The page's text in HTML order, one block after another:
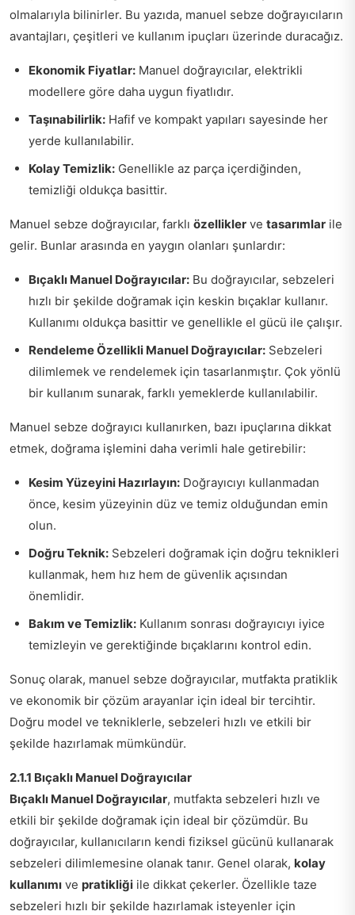
olmalarıyla bilinirler. Bu yazıda, manuel sebze doğrayıcıların
avantajları, çeşitleri ve kullanım ipuçları üzerinde duracağız.
Ekonomik Fiyatlar: Manuel doğrayıcılar, elektrikli
modellere göre daha uygun fiyatlıdır.
Taşınabilirlik: Hafif ve kompakt yapıları sayesinde her
yerde kullanılabilir.
Kolay Temizlik: Genellikle az parça içerdiğinden,
temizliği oldukça basittir.
Manuel sebze doğrayıcılar, farklı özellikler ve tasarımlar ile
gelir. Bunlar arasında en yaygın olanları şunlardır:
Bıçaklı Manuel Doğrayıcılar: Bu doğrayıcılar, sebzeleri
hızlı bir şekilde doğramak için keskin bıçaklar kullanır.
Kullanımı oldukça basittir ve genellikle el gücü ile çalışır.
Rendeleme Özellikli Manuel Doğrayıcılar: Sebzeleri
dilimlemek ve rendelemek için tasarlanmıştır. Çok yönlü
bir kullanım sunarak, farklı yemeklerde kullanılabilir.
Manuel sebze doğrayıcı kullanırken, bazı ipuçlarına dikkat
etmek, doğrama işlemini daha verimli hale getirebilir:
Kesim Yüzeyini Hazırlayın: Doğrayıcıyı kullanmadan
önce, kesim yüzeyinin düz ve temiz olduğundan emin
olun.
Doğru Teknik: Sebzeleri doğramak için doğru teknikleri
kullanmak, hem hız hem de güvenlik açısından
önemlidir.
Bakım ve Temizlik: Kullanım sonrası doğrayıcıyı iyice
temizleyin ve gerektiğinde bıçaklarını kontrol edin.
Sonuç olarak, manuel sebze doğrayıcılar, mutfakta pratiklik
ve ekonomik bir çözüm arayanlar için ideal bir tercihtir.
Doğru model ve tekniklerle, sebzeleri hızlı ve etkili bir
şekilde hazırlamak mümkündür.
2.1.1 Bıçaklı Manuel Doğrayıcılar
Bıçaklı Manuel Doğrayıcılar, mutfakta sebzeleri hızlı ve
etkili bir şekilde doğramak için ideal bir çözümdür. Bu
doğrayıcılar, kullanıcıların kendi fiziksel gücünü kullanarak
sebzeleri dilimlemesine olanak tanır. Genel olarak, kolay
kullanımı ve pratikliği ile dikkat çekerler. Özellikle taze
sebzeleri hızlı bir şekilde hazırlamak isteyenler için